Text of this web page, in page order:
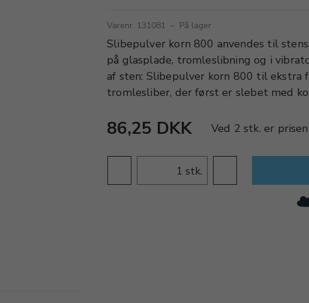
Varenr. 131081 – På lager
Slibepulver korn 800 anvendes til
på glasplade, tromleslibning og i
af sten: Slibepulver korn 800 til ekstra
tromlesliber, der først er slebet med
86,25 DKK Ved 2 stk. er prisen
stk.